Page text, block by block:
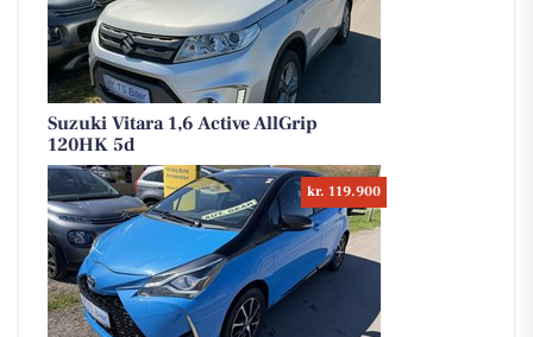
Suzuki Vitara 1,6 Active AllGrip
120HK 5d
kr. 119.900